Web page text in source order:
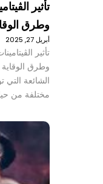
تأثير
وطرق
أبريل 27, 2025
تأثير
وطرق
الشائعة
مختلفة من